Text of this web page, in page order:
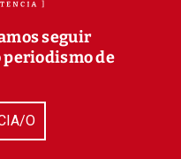
seguir
de
O